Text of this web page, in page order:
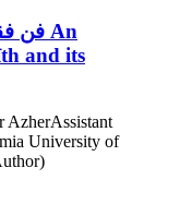
An
and its
AzherAssistant
University of